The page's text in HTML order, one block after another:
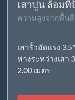
เสาปูน ล้อมที่
ความสูงจากพื้น
เสารั้วอัดแรง
ห่างระหว่างเสา
2.00 เมตร